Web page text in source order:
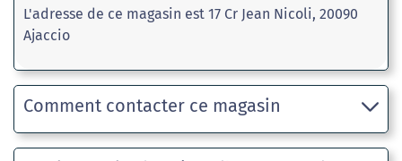
L'adresse de ce magasin est 17 Cr Jean Nicoli, 20090
Ajaccio
Comment contacter ce magasin